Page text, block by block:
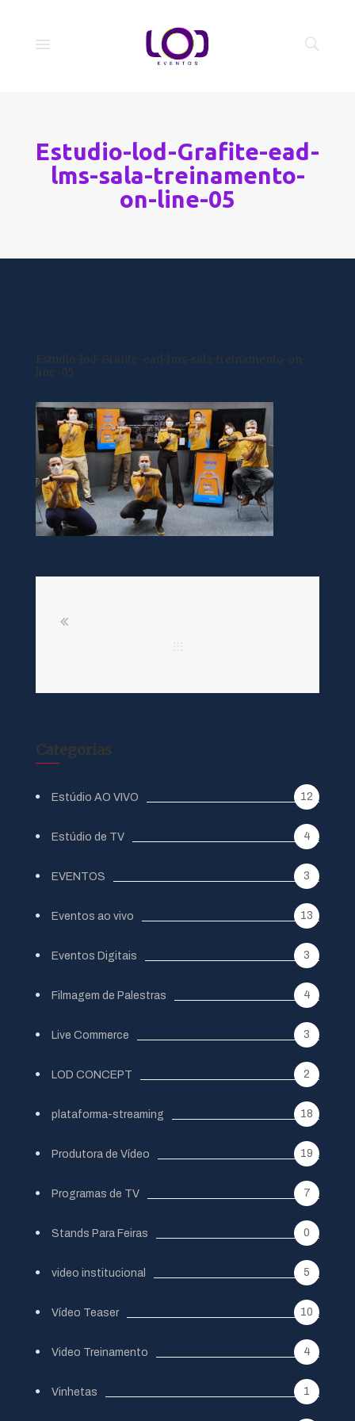
Estudio-lod-Grafite-ead-
lms-sala-treinamento-
on-line-05
Estudio-lod-Grafite-ead-lms-sala-treinamento-on-
line-05
Categorias
Estúdio AO VIVO 12
Estúdio de TV 4
EVENTOS 3
Eventos ao vivo 13
Eventos Digitais 3
Filmagem de Palestras 4
Live Commerce 3
LOD CONCEPT 2
plataforma-streaming 18
Produtora de Vídeo 19
Programas de TV 7
Stands Para Feiras 0
video institucional 5
Vídeo Teaser 10
Video Treinamento 4
Vinhetas 1